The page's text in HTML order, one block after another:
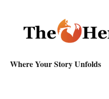
Where Your Story Unfolds